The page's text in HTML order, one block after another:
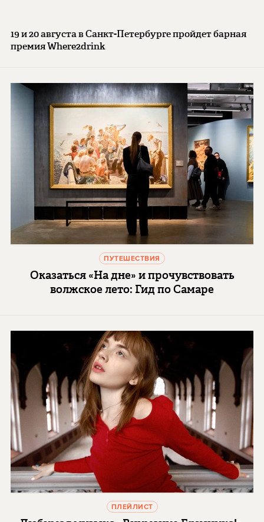
19 и 20 августа в Санкт-Петербурге пройдет барная
премия Where2drink
ПУТЕШЕСТВИЯ
Оказаться «На дне» и прочувствовать
волжское лето: Гид по Самаре
ПЛЕЙЛИСТ